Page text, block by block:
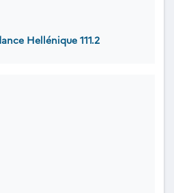
Hellénique 111.2